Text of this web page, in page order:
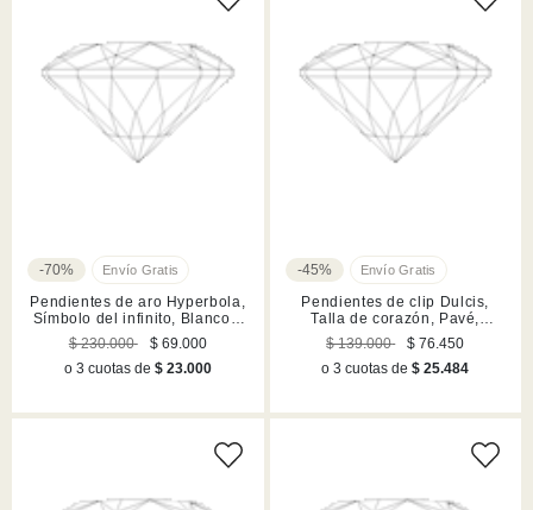
-70%
Pendientes de aro Hyperbola,
Símbolo del infinito, Blancos,
Acabado en rodio
$ 230.000
$ 69.000
o 3 cuotas de $ 23.000
-45%
Pendientes de clip Dulcis,
Talla de corazón, Pavé,
Corazón, Azules, Acabado en
rodio
$ 139.000
$ 76.450
o 3 cuotas de$ 25.484